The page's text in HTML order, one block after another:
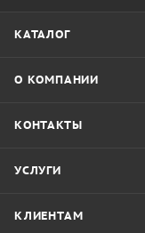
КАТАЛОГ
О КОМПАНИИ
КОНТАКТЫ
УСЛУГИ
КЛИЕНТАМ